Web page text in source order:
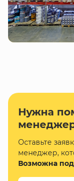
Нужна
Оставьте
менеджер,
Возможна